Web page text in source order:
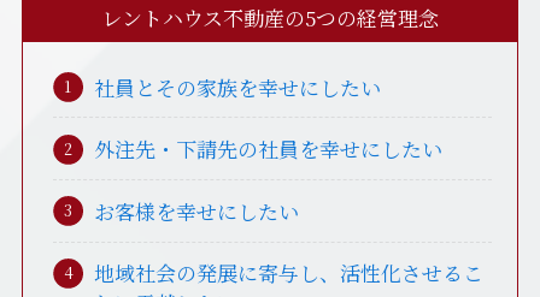
レントハウス不動産の5つの経営理念
社員とその家族を幸せにしたい
外注先・下請先の社員を幸せにしたい
お客様を幸せにしたい
地域社会の発展に寄与し、活性化させるこ